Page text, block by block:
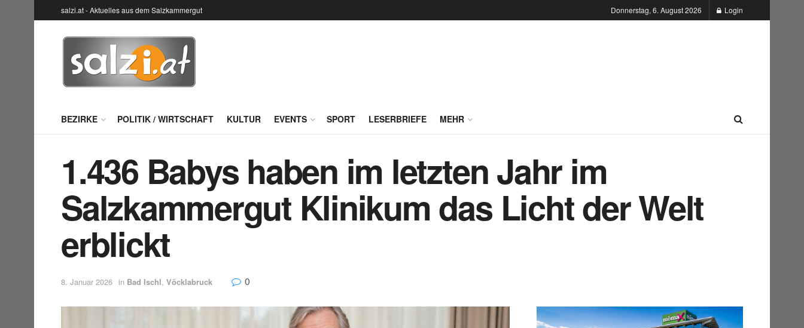
salzi.at - Aktuelles aus dem Salzkammergut Donnerstag, 6. August 2026 Login
BEZIRKE POLITIK / WIRTSCHAFT KULTUR EVENTS SPORT LESERBRIEFE MEHR
1.436 Babys haben im letzten Jahr im
Salzkammergut Klinikum das Licht der Welt
erblickt
8. Januar 2026 in Bad Ischl, Vöcklabruck 0